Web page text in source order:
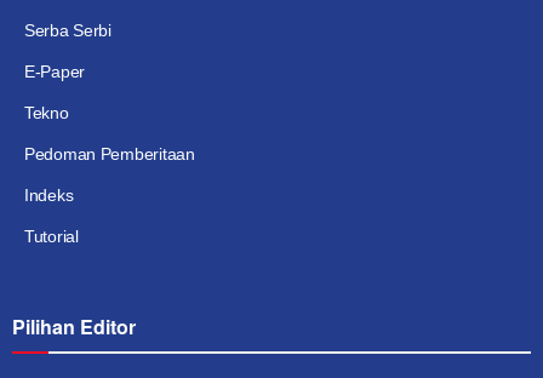
Serba Serbi
E-Paper
Tekno
Pedoman Pemberitaan
Indeks
Tutorial
Pilihan Editor